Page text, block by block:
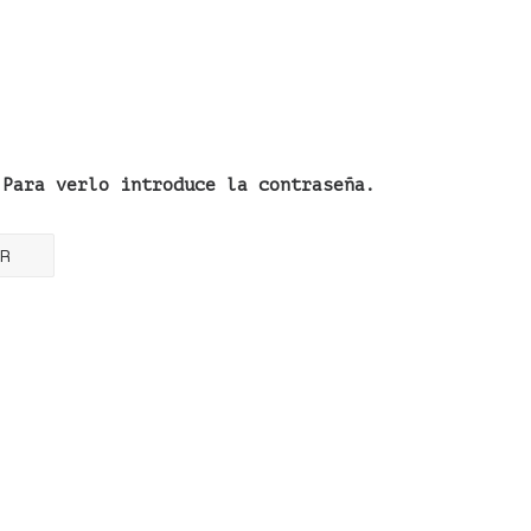
verlo introduce la contraseña.